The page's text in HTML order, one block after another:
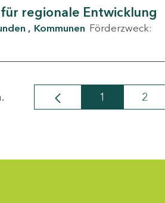
regionale Entwicklung
Kommunen Förderzweck:
Seite
1 Seite
2